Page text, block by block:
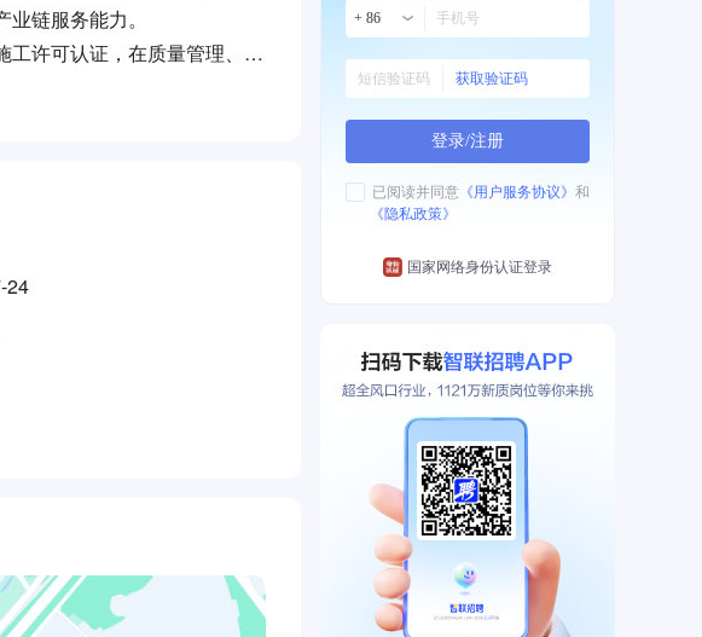
链服务能力。
工许可认证，在质量管理、安
，公司已建立覆盖土建施
术应用。目前团队汇聚工程
24
+ 86
获取验证码
登录/注册
已阅读并同意 《用户服务协议》 和
《隐私政策》
国家网络身份认证登录